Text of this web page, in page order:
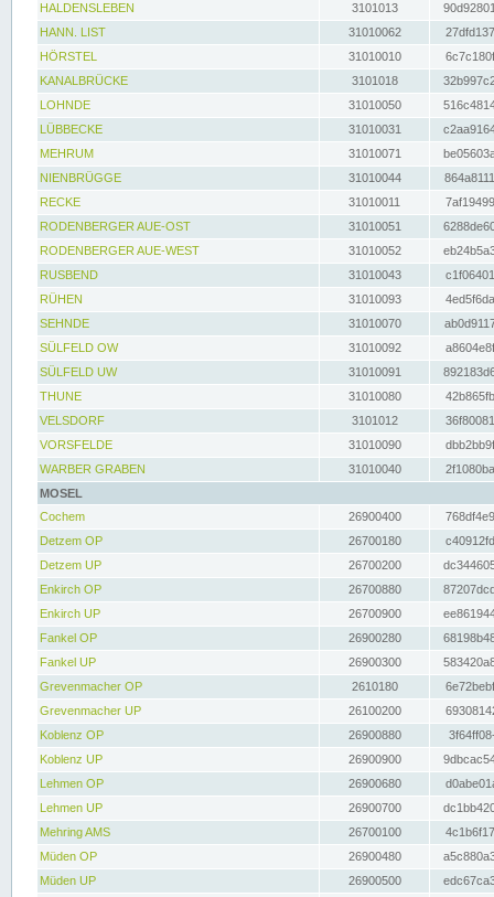
HALDENSLEBEN
3101013
HANN. LIST
31010062
HÖRSTEL
31010010
KANALBRÜCKE
3101018
LOHNDE
31010050
LÜBBECKE
31010031
MEHRUM
31010071
NIENBRÜGGE
31010044
RECKE
31010011
RODENBERGER AUE-OST
31010051
RODENBERGER AUE-WEST
31010052
RUSBEND
31010043
RÜHEN
31010093
SEHNDE
31010070
SÜLFELD OW
31010092
SÜLFELD UW
31010091
THUNE
31010080
VELSDORF
3101012
VORSFELDE
31010090
WARBER GRABEN
31010040
MOSEL
Cochem
26900400
Detzem OP
26700180
Detzem UP
26700200
Enkirch OP
26700880
Enkirch UP
26700900
Fankel OP
26900280
Fankel UP
26900300
Grevenmacher OP
2610180
Grevenmacher UP
26100200
Koblenz OP
26900880
Koblenz UP
26900900
Lehmen OP
26900680
Lehmen UP
26900700
Mehring AMS
26700100
Müden OP
26900480
Müden UP
26900500